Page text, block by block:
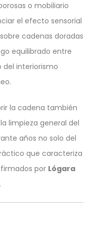
o mobiliario
el efecto sensorial
cadenas doradas
equilibrado entre
del interiorismo
la cadena también
limpieza general del
años no solo del
que caracteriza
por Lógara
.